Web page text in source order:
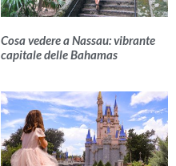
Cosa vedere a Nassau: vibrante
capitale delle Bahamas